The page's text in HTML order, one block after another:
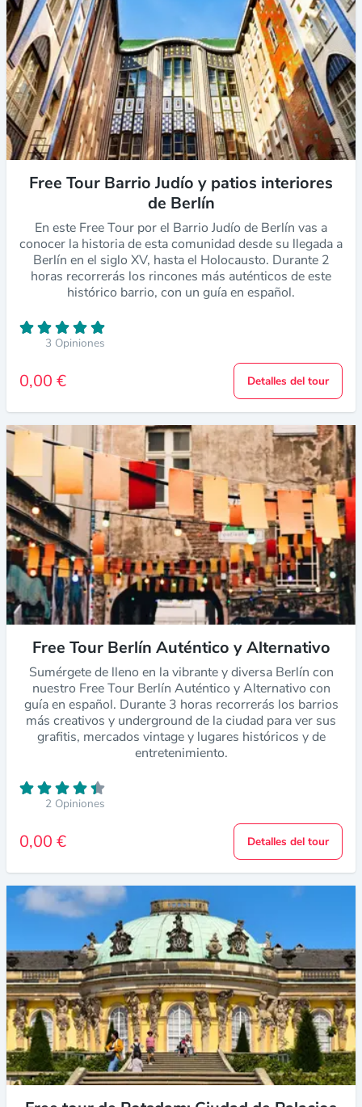
Free Tour Barrio Judío y patios interiores
de Berlín
En este Free Tour por el Barrio Judío de Berlín vas a
conocer la historia de esta comunidad desde su llegada a
Berlín en el siglo XV, hasta el Holocausto. Durante 2
horas recorrerás los rincones más auténticos de este
histórico barrio, con un guía en español.
3 Opiniones
0,00 € Detalles del tour
Free Tour Berlín Auténtico y Alternativo
Sumérgete de lleno en la vibrante y diversa Berlín con
nuestro Free Tour Berlín Auténtico y Alternativo con
guía en español. Durante 3 horas recorrerás los barrios
más creativos y underground de la ciudad para ver sus
grafitis, mercados vintage y lugares históricos y de
entretenimiento.
2 Opiniones
0,00 € Detalles del tour